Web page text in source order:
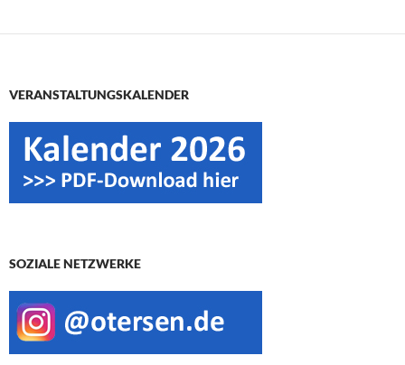
VERANSTALTUNGSKALENDER
SOZIALE NETZWERKE